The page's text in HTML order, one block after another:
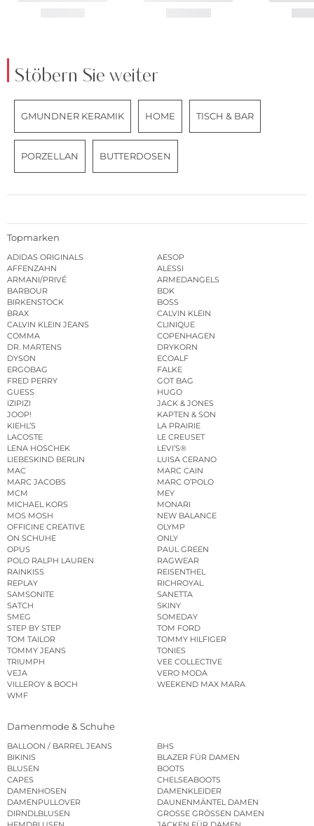
Stöbern Sie weiter
GMUNDNER KERAMIK HOME TISCH & BAR
PORZELLAN BUTTERDOSEN
Topmarken
ADIDAS ORIGINALS
AESOP
AFFENZAHN
ALESSI
ARMANI/PRIVÉ
ARMEDANGELS
BARBOUR
BDK
BIRKENSTOCK
BOSS
BRAX
CALVIN KLEIN
CALVIN KLEIN JEANS
CLINIQUE
COMMA
COPENHAGEN
DR. MARTENS
DRYKORN
DYSON
ECOALF
ERGOBAG
FALKE
FRED PERRY
GOT BAG
GUESS
HUGO
IZIPIZI
JACK & JONES
JOOP!
KAPTEN & SON
KIEHL’S
LA PRAIRIE
LACOSTE
LE CREUSET
LENA HOSCHEK
LEVI’S®
LIEBESKIND BERLIN
LUISA CERANO
MAC
MARC CAIN
MARC JACOBS
MARC O’POLO
MCM
MEY
MICHAEL KORS
MONARI
MOS MOSH
NEW BALANCE
OFFICINE CREATIVE
OLYMP
ON SCHUHE
ONLY
OPUS
PAUL GREEN
POLO RALPH LAUREN
RAGWEAR
RAINKISS
REISENTHEL
REPLAY
RICHROYAL
SAMSONITE
SANETTA
SATCH
SKINY
SMEG
SOMEDAY
STEP BY STEP
TOM FORD
TOM TAILOR
TOMMY HILFIGER
TOMMY JEANS
TONIES
TRIUMPH
VEE COLLECTIVE
VEJA
VERO MODA
VILLEROY & BOCH
WEEKEND MAX MARA
WMF
Damenmode & Schuhe
BALLOON / BARREL JEANS
BHS
BIKINIS
BLAZER FÜR DAMEN
BLUSEN
BOOTS
CAPES
CHELSEABOOTS
DAMENHOSEN
DAMENKLEIDER
DAMENPULLOVER
DAUNENMÄNTEL DAMEN
DIRNDLBLUSEN
GROSSE GRÖSSEN DAMEN